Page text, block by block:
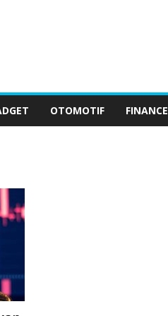
OTOMOTIF FINANCE